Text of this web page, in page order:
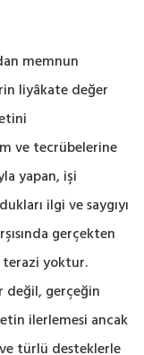
memnun
‎liyâkate değer
ve tecrübelerine
yapan, işi
ilgi ve saygıyı
gerçekten
terazi yoktur.
değil, gerçeğin
‎ilerlemesi ancak
türlü desteklerle